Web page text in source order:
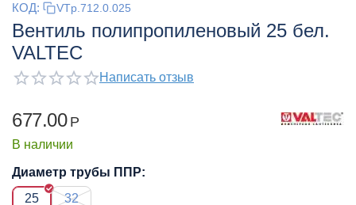
КОД: VTp.712.0.025
Вентиль полипропиленовый 25 бел.
VALTEC
Написать отзыв
677.00 Р
В наличии
Диаметр трубы ППР:
25
32